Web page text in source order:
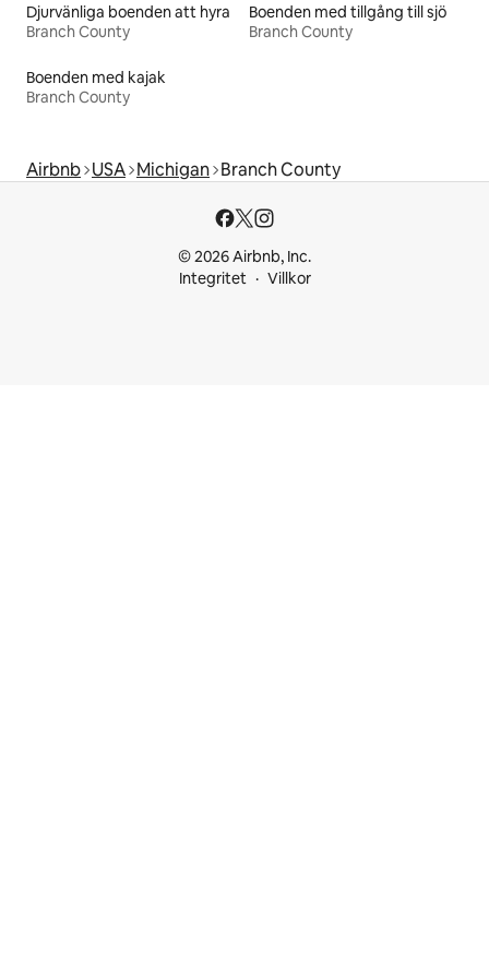
Djurvänliga boenden att hyra
Branch County
Boenden med tillgång till sjö
Branch County
Boenden med kajak
Branch County
Airbnb USA Michigan Branch County
© 2026 Airbnb, Inc.
Integritet
Villkor